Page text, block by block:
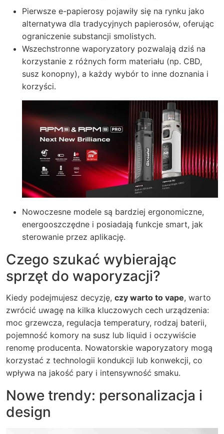
Pierwsze e-papierosy pojawiły się na rynku jako
alternatywa dla tradycyjnych papierosów, oferując
ograniczenie substancji smolistych.
Wszechstronne waporyzatory pozwalają dziś na
korzystanie z różnych form materiału (np. CBD,
susz konopny), a każdy wybór to inne doznania i
korzyści.
Nowoczesne modele są bardziej ergonomiczne,
energooszczędne i posiadają funkcje smart, jak
sterowanie przez aplikację.
Czego szukać wybierając
sprzęt do waporyzacji?
Kiedy podejmujesz decyzję, czy warto to vape, warto
zwrócić uwagę na kilka kluczowych cech urządzenia:
moc grzewcza, regulacja temperatury, rodzaj baterii,
pojemność komory na susz lub liquid i oczywiście
renomę producenta. Nowatorskie waporyzatory mogą
korzystać z technologii kondukcji lub konwekcji, co
wpływa na jakość pary i intensywność smaku.
Nowe trendy: personalizacja i
design